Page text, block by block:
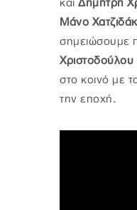
και Δημήτρη
Μάνο
σημειώσουμε
Χριστοδούλου
στο κοινό με
την εποχή.